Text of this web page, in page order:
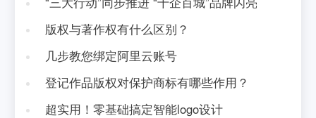
版权与著作权有什么区别？
几步教您绑定阿里云账号
登记作品版权对保护商标有哪些作用？
超实用！零基础搞定智能logo设计